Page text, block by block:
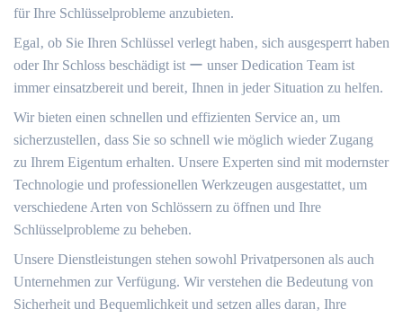
für Ihre Schlüsselprobleme anzubieten.​
Egal‚ ob Sie Ihren Schlüssel verlegt haben‚ sich ausgesperrt haben
oder Ihr Schloss beschädigt ist ー unser Dedication Team ist
immer einsatzbereit und bereit‚ Ihnen in jeder Situation zu helfen.
Wir bieten einen schnellen und effizienten Service an‚ um
sicherzustellen‚ dass Sie so schnell wie möglich wieder Zugang
zu Ihrem Eigentum erhalten.​ Unsere Experten sind mit modernster
Technologie und professionellen Werkzeugen ausgestattet‚ um
verschiedene Arten von Schlössern zu öffnen und Ihre
Schlüsselprobleme zu beheben.​
Unsere Dienstleistungen stehen sowohl Privatpersonen als auch
Unternehmen zur Verfügung. Wir verstehen die Bedeutung von
Sicherheit und Bequemlichkeit und setzen alles daran‚ Ihre